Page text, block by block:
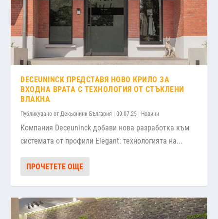
DECEUNINCK ПРЕДСТАВЯ НОВО КРИЛО ЗА
ВХОДНА ВРАТА С ТЕХНОЛОГИЯ ОТ СТЪКЛЕНИ
ВЛАКНА
Публикувано от Декьонинк България |09.07.25 | Новини
Компания Deceuninck добави нова разработка към
системата от профили Elegant: технологията на...
ПРОЧЕТЕТЕ ОЩЕ